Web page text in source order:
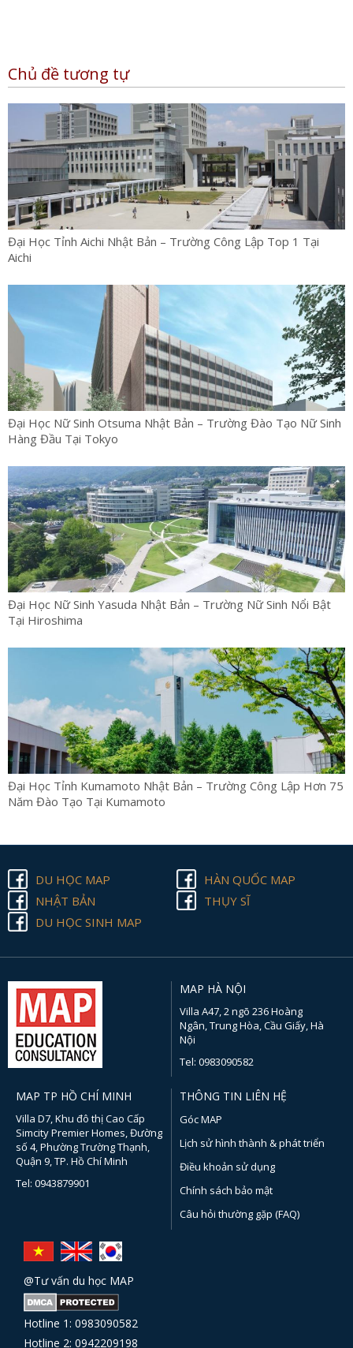
Chủ đề tương tự
Đại Học Tỉnh Aichi Nhật Bản – Trường Công Lập Top 1 Tại
Aichi
Đại Học Nữ Sinh Otsuma Nhật Bản – Trường Đào Tạo Nữ Sinh
Hàng Đầu Tại Tokyo
Đại Học Nữ Sinh Yasuda Nhật Bản – Trường Nữ Sinh Nổi Bật
Tại Hiroshima
Đại Học Tỉnh Kumamoto Nhật Bản – Trường Công Lập Hơn 75
Năm Đào Tạo Tại Kumamoto
DU HỌC MAP
HÀN QUỐC MAP
NHẬT BẢN
THỤY SĨ
DU HỌC SINH MAP
MAP HÀ NỘI
Villa A47, 2 ngõ 236 Hoàng
Ngân, Trung Hòa, Cầu Giấy, Hà
Nội
Tel: 0983090582
MAP TP HỒ CHÍ MINH
Villa D7, Khu đô thị Cao Cấp
Simcity Premier Homes, Đường
số 4, Phường Trường Thạnh,
Quận 9, TP. Hồ Chí Minh
Tel: 0943879901
THÔNG TIN LIÊN HỆ
Góc MAP
Lịch sử hình thành & phát triển
Điều khoản sử dụng
Chính sách bảo mật
Câu hỏi thường gặp (FAQ)
@Tư vấn du học MAP
Hotline 1: 0983090582
Hotline 2: 0942209198